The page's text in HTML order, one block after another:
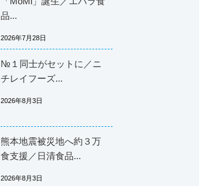
品...
2026年7月28日
№１同士がセットに／ニ
チレイフーズ...
2026年8月3日
熊本地震被災地へ約３万
食支援／日清食品...
2026年8月3日